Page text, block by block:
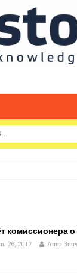
комиссионера
26, 2017 Анна